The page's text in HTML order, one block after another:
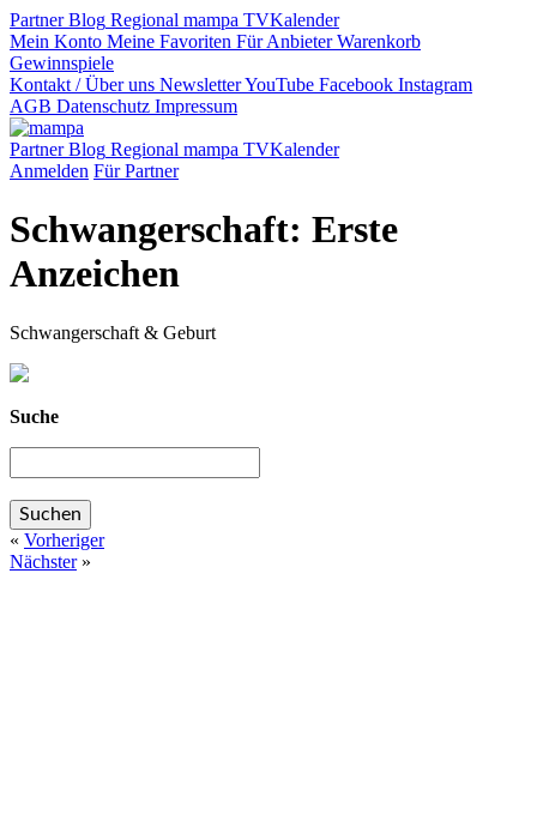
PartnerBlog Regional mampa TVKalender
Mein Konto Meine Favoriten Für AnbieterWarenkorb
Gewinnspiele
Kontakt / Über uns NewsletterYouTube Facebook Instagram
AGB Datenschutz Impressum
PartnerBlog Regional mampa TVKalender
Anmelden Für Partner
Schwangerschaft: Erste
Anzeichen
Schwangerschaft & Geburt
Suche
« Vorheriger
Nächster»